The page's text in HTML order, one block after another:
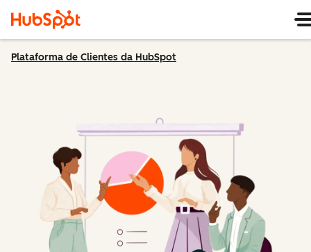
Plataforma de Clientes da HubSpot